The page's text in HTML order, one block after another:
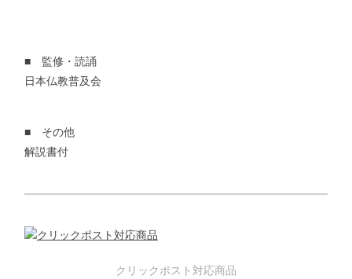
■ 監修・読誦
日本仏教普及会
■ その他
解説書付
クリックポスト対応商品